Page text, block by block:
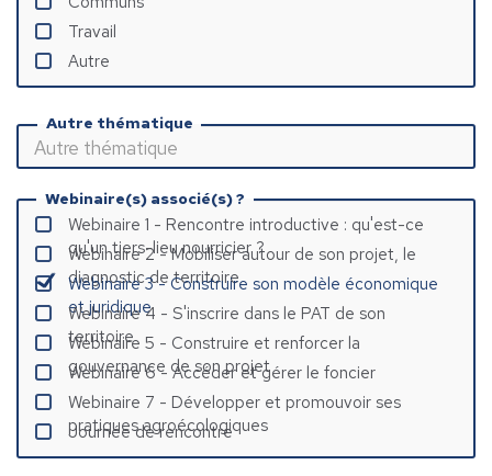
Travail
Autre
Autre thématique
Webinaire(s) associé(s) ?
Webinaire 1 - Rencontre introductive : qu'est-ce
qu'un tiers-lieu nourricier ?
Webinaire 2 - Mobiliser autour de son projet, le
diagnostic de territoire
Webinaire 3 - Construire son modèle économique
et juridique
Webinaire 4 - S'inscrire dans le PAT de son
territoire
Webinaire 5 - Construire et renforcer la
gouvernance de son projet
Webinaire 6 - Accéder et gérer le foncier
Webinaire 7 - Développer et promouvoir ses
pratiques agroécologiques
Journée de rencontre